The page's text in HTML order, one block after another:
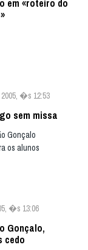
em «roteiro do
�s 12:53
sem missa
Gonçalo
os alunos
�s 13:06
Gonçalo,
cedo